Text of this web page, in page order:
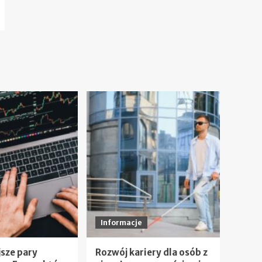
pary
Informacje
Rozwój kariery dla osób z